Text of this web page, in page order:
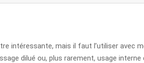
intéressante, mais il faut l’utiliser avec
dilué ou, plus rarement, usage interne